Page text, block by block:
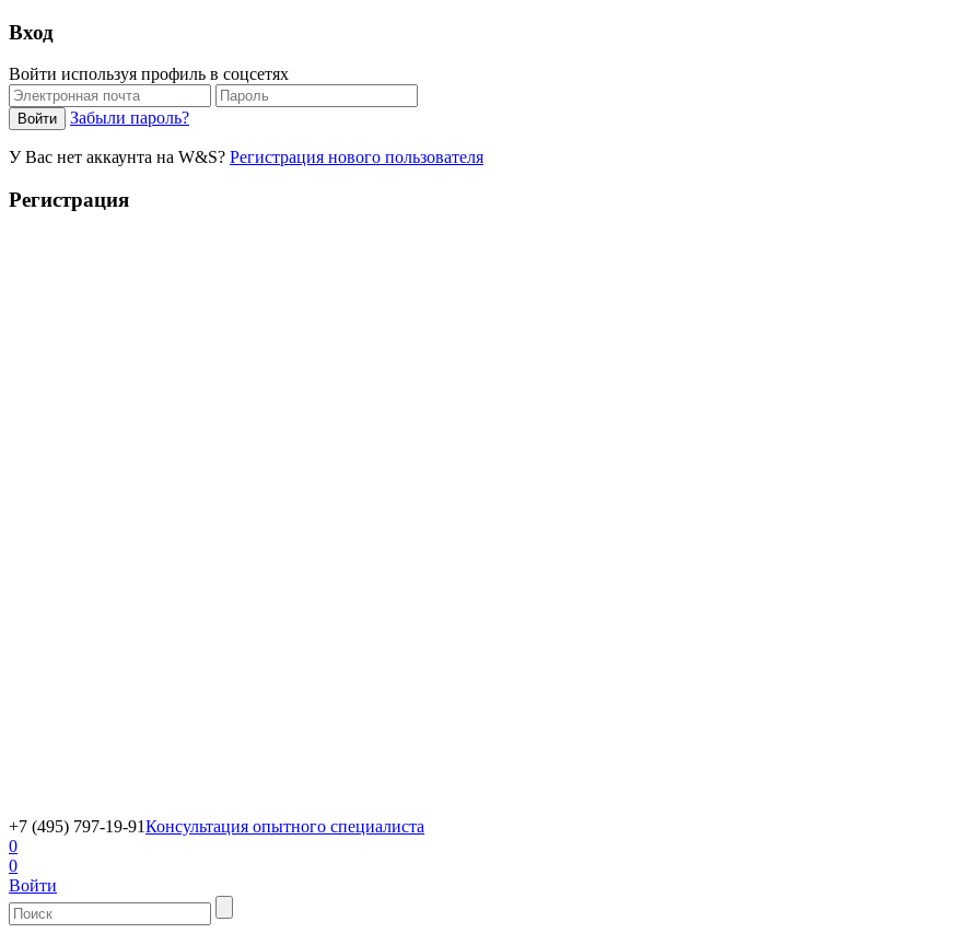
Вход
Войти используя профиль в соцсетях
Забыли пароль?
У Вас нет аккаунта на W&S? Регистрация нового пользователя
Регистрация
+7 (495) 797-19-91Консультация опытного специалиста
0
0
Войти